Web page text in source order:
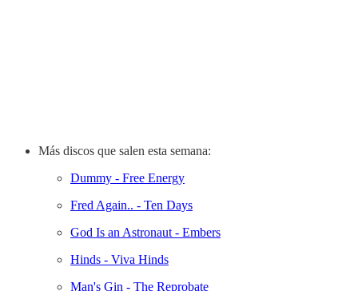
Más discos que salen esta semana:
Dummy - Free Energy
Fred Again.. - Ten Days
God Is an Astronaut - Embers
Hinds - Viva Hinds
Man's Gin - The Reprobate